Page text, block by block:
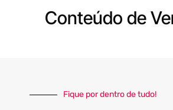
Conteúdo de
Fique por dentro de tudo!